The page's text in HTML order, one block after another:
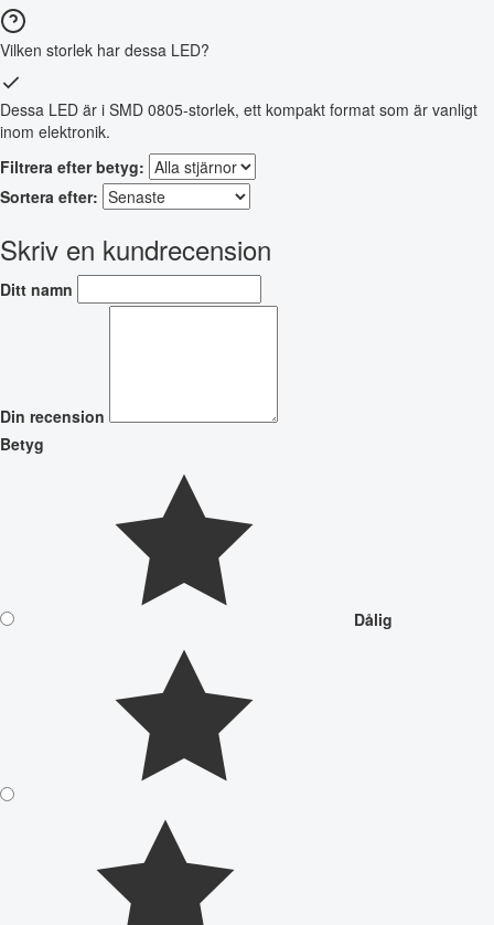
Vilken storlek har dessa LED?
Dessa LED är i SMD 0805-storlek, ett kompakt format som är vanligt
inom elektronik.
Filtrera efter betyg:
Sortera efter:
Skriv en kundrecension
Ditt namn
Din recension
Betyg
Dålig